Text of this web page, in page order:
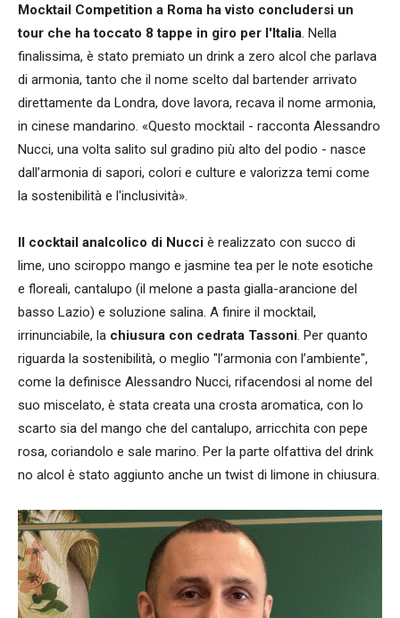
Mocktail Competition a Roma ha visto concludersi un
tour che ha toccato 8 tappe in giro per l'Italia. Nella
finalissima, è stato premiato un drink a zero alcol che parlava
di armonia, tanto che il nome scelto dal bartender arrivato
direttamente da Londra, dove lavora, recava il nome armonia,
in cinese mandarino. «Questo mocktail - racconta Alessandro
Nucci, una volta salito sul gradino più alto del podio - nasce
dall’armonia di sapori, colori e culture e valorizza temi come
la sostenibilità e l'inclusività».
Il cocktail analcolico di Nucci è realizzato con succo di
lime, uno sciroppo mango e jasmine tea per le note esotiche
e floreali, cantalupo (il melone a pasta gialla-arancione del
basso Lazio) e soluzione salina. A finire il mocktail,
irrinunciabile, la chiusura con cedrata Tassoni. Per quanto
riguarda la sostenibilità, o meglio "l’armonia con l’ambiente",
come la definisce Alessandro Nucci, rifacendosi al nome del
suo miscelato, è stata creata una crosta aromatica, con lo
scarto sia del mango che del cantalupo, arricchita con pepe
rosa, coriandolo e sale marino. Per la parte olfattiva del drink
no alcol è stato aggiunto anche un twist di limone in chiusura.